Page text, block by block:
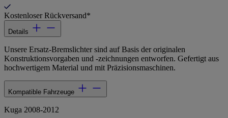
Kostenloser Rückversand*
Details
Unsere Ersatz-Bremslichter sind auf Basis der originalen
Konstruktionsvorgaben und -zeichnungen entworfen. Gefertigt aus
hochwertigem Material und mit Präzisionsmaschinen.
Kompatible Fahrzeuge
Kuga 2008-2012